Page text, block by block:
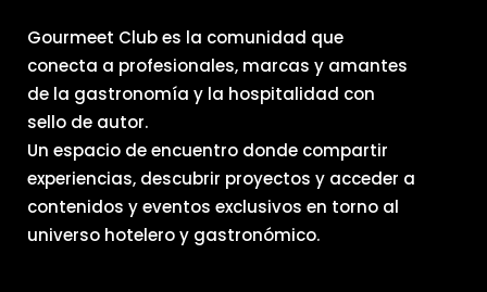
Gourmeet Club es la comunidad que
conecta a profesionales, marcas y amantes
de la gastronomía y la hospitalidad con
sello de autor.
Un espacio de encuentro donde compartir
experiencias, descubrir proyectos y acceder a
contenidos y eventos exclusivos en torno al
universo hotelero y gastronómico.